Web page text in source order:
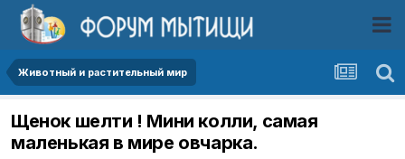
Животный и растительный мир
Щенок шелти ! Мини колли, самая
маленькая в мире овчарка.